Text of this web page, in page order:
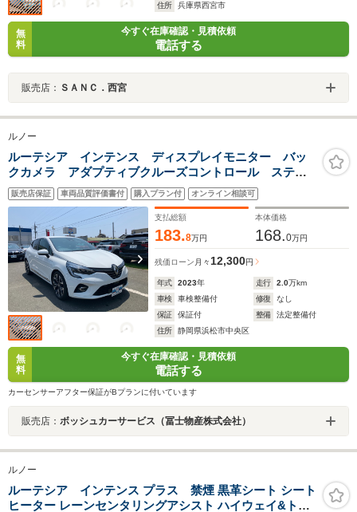
住所
兵庫県西宮市
無
料
今すぐ在庫確認・見積依頼
電話する
販売店： ＳＡＮＣ．西宮
ルノー
ルーテシア インテンス ディスプレイモニター バッ
クカメラ アダプティブクルーズコントロール ステア
リングヒーター LEDヘッドライト 前後ドライブレコ
ーダー
販売店保証 車両品質評価書付 購入プラン付 オンライン相談可
支払総額
183.8万円
本体価格
168.0万円
残価ローン 月々 12,300円
年式 2023年 走行 2.0万km
車検
車検整備付 修復
なし
保証
保証付 整備
法定整備付
住所
静岡県浜松市中央区
無
料
今すぐ在庫確認・見積依頼
電話する
カーセンサーアフター保証がBプランに付いています
販売店： ボッシュカーサービス（冨士物産株式会社）
ルノー
ルーテシア インテンス プラス 禁煙 黒革シート シート
ヒーター レーンセンタリングアシスト ハイウェイ&トラ